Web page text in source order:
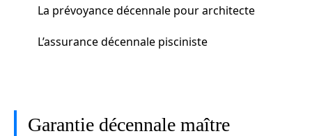
La prévoyance décennale pour architecte
L’assurance décennale pisciniste
Garantie décennale maître